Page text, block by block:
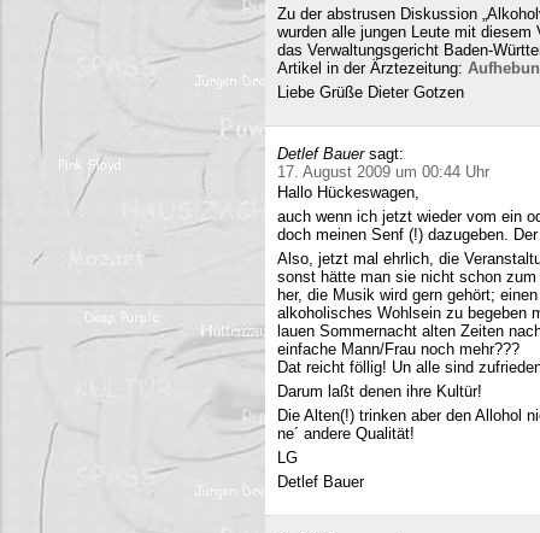
Zu der abstrusen Diskussion
wurden alle jungen Leute mit
das Verwaltungsgericht Baden-
Artikel in der Ärztezeitung:
Liebe Grüße Dieter Gotzen
Detlef Bauer sagt:
17. August 2009 um 00:44 Uhr
Hallo Hückeswagen,
auch wenn ich jetzt wieder vom ein
doch meinen Senf (!) dazugeben.
Also, jetzt mal ehrlich, die
sonst hätte man sie nicht schon
her, die Musik wird gern gehört;
alkoholisches Wohlsein zu begeben
lauen Sommernacht alten Zeiten
einfache Mann/Frau noch mehr???
Dat reicht föllig! Un alle sind
Darum laßt denen ihre Kultür!
Die Alten(!) trinken aber den Allohol
ne´ andere Qualität!
LG
Detlef Bauer